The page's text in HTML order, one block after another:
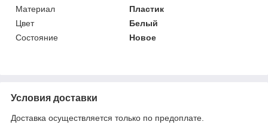
Материал
Пластик
Цвет
Белый
Состояние
Новое
Условия доставки
Доставка осуществляется только по предоплате.